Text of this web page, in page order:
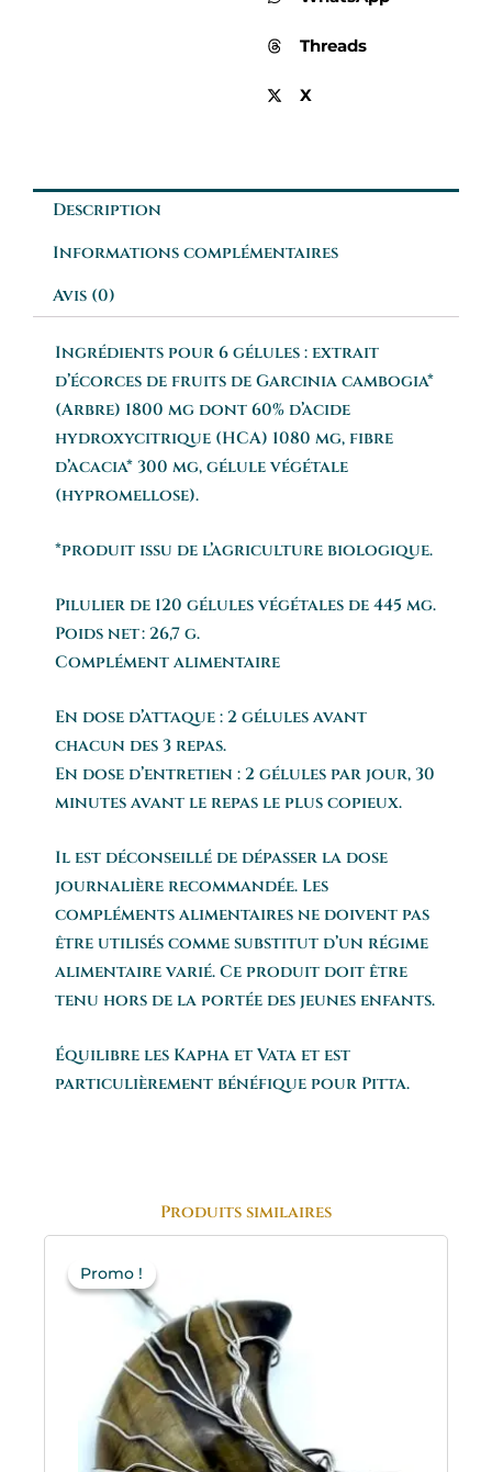
Threads
X
Description
Informations complémentaires
Avis (0)
Ingrédients pour 6 gélules : extrait
d’écorces de fruits de Garcinia cambogia*
(Arbre) 1800 mg dont 60% d’acide
hydroxycitrique (HCA) 1080 mg, fibre
d’acacia* 300 mg, gélule végétale
(hypromellose).
*produit issu de l’agriculture biologique.
Pilulier de 120 gélules végétales de 445 mg.
Poids net : 26,7 g.
Complément alimentaire
En dose d’attaque : 2 gélules avant
chacun des 3 repas.
En dose d’entretien : 2 gélules par jour, 30
minutes avant le repas le plus copieux.
Il est déconseillé de dépasser la dose
journalière recommandée. Les
compléments alimentaires ne doivent pas
être utilisés comme substitut d’un régime
alimentaire varié. Ce produit doit être
tenu hors de la portée des jeunes enfants.
Équilibre les Kapha et Vata et est
particulièrement bénéfique pour Pitta.
Produits similaires
Promo !
Promo !prix
initial
était :
16.95€.
est :
11.85€.